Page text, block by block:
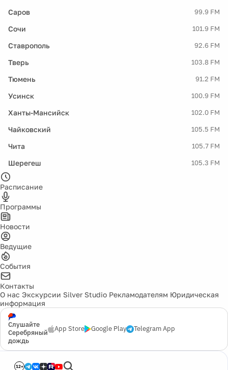
Саров 99.9 FM
Сочи 101.9 FM
Ставрополь 92.6 FM
Тверь 103.8 FM
Тюмень 91.2 FM
Усинск 100.9 FM
Ханты-Мансийск 102.0 FM
Чайковский 105.5 FM
Чита 105.7 FM
Шерегеш 105.3 FM
Расписание
Программы
Новости
Ведущие
События
Контакты
О нас Экскурсии Silver Studio Рекламодателям Юридическая
информация
Слушайте
Серебряный
дождь
App Store Google Play Telegram App
12+